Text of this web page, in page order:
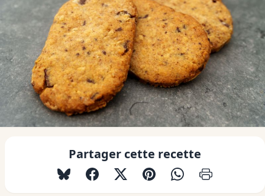
Partager cette recette